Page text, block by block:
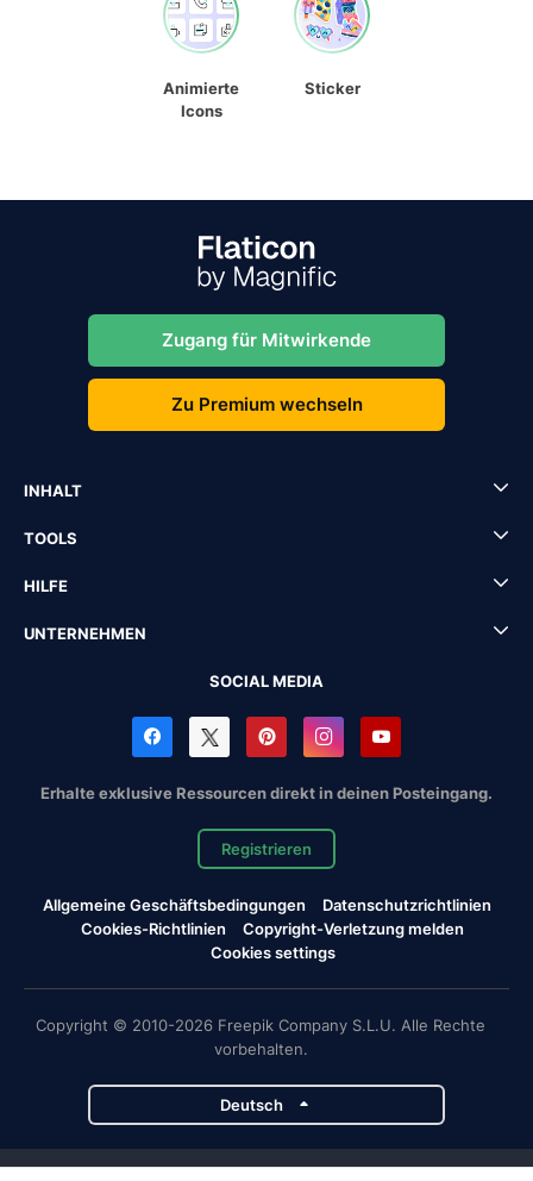
Animierte
Icons
Sticker
Zugang für Mitwirkende
Zu Premium wechseln
INHALT
TOOLS
HILFE
UNTERNEHMEN
SOCIAL MEDIA
Erhalte exklusive Ressourcen direkt in deinen Posteingang.
Registrieren
Allgemeine Geschäftsbedingungen
Datenschutzrichtlinien
Cookies-Richtlinien
Copyright-Verletzung melden
Cookies settings
Copyright © 2010-2026 Freepik Company S.L.U. Alle Rechte
vorbehalten.
Deutsch